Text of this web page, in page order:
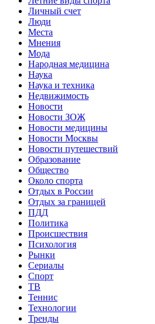
Личный счет
Люди
Места
Мнения
Мода
Народная медицина
Наука
Наука и техника
Недвижимость
Новости
Новости ЗОЖ
Новости медицины
Новости Москвы
Новости путешествий
Образование
Общество
Около спорта
Отдых в России
Отдых за границей
ПДД
Политика
Происшествия
Психология
Рынки
Сериалы
Спорт
ТВ
Теннис
Технологии
Тренды